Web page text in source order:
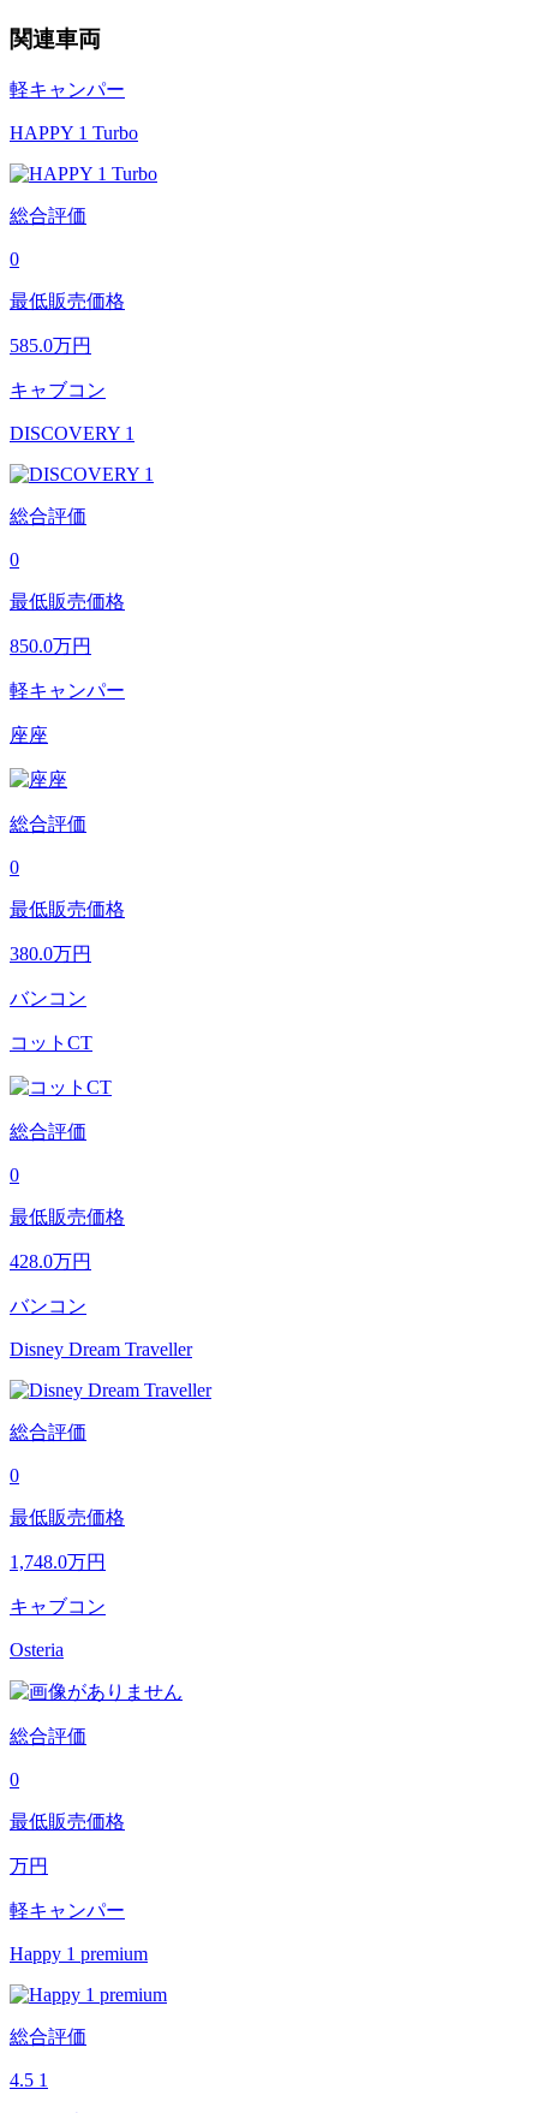
関連車両
軽キャンパー
HAPPY 1 Turbo
総合評価
0
最低販売価格
585.0万円
キャブコン
DISCOVERY 1
総合評価
0
最低販売価格
850.0万円
軽キャンパー
座座
総合評価
0
最低販売価格
380.0万円
バンコン
コットCT
総合評価
0
最低販売価格
428.0万円
バンコン
Disney Dream Traveller
総合評価
0
最低販売価格
1,748.0万円
キャブコン
Osteria
総合評価
0
最低販売価格
万円
軽キャンパー
Happy 1 premium
総合評価
4.5 1